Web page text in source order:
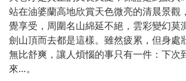
站在油婆蘭高地欣賞天色微亮的清晨景觀
覺享受，周圍名山綿延不絕，雲彩變幻莫
劍山頂而去都是這樣。雖然疲累，但身處
無比舒爽，讓人煩惱的事只有一件：下次
來…。